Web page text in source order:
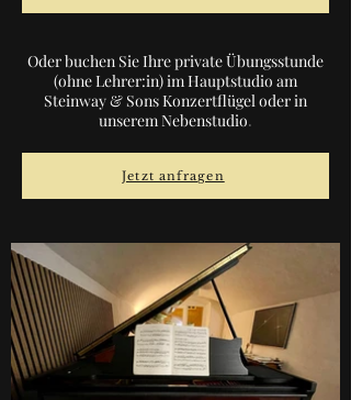
Oder buchen Sie Ihre private Übungsstunde
(ohne Lehrer:in) im Hauptstudio am
Steinway & Sons Konzertflügel oder in
unserem Nebenstudio.
Jetzt anfragen